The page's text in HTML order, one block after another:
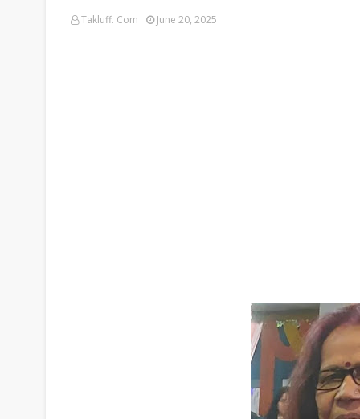
Takluff. Com June 20, 2025